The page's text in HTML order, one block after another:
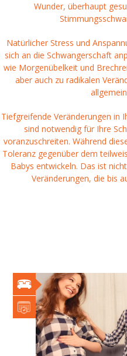
Wunder, überhaupt
Natürlicher Stress und
sich an die Schwangerschaft
wie Morgenübelkeit und
aber auch zu radikalen
Tiefgreifende Veränderungen in
sind notwendig für Ihre
voranzuschreiten. Während
Toleranz gegenüber dem
Babys entwickeln. Das ist
Veränderungen, die bis